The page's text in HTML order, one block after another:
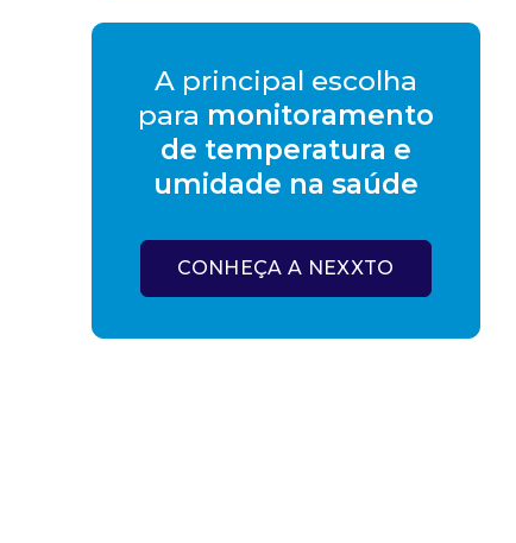
A principal escolha
para monitoramento
de temperatura e
umidade na saúde
CONHEÇA A NEXXTO